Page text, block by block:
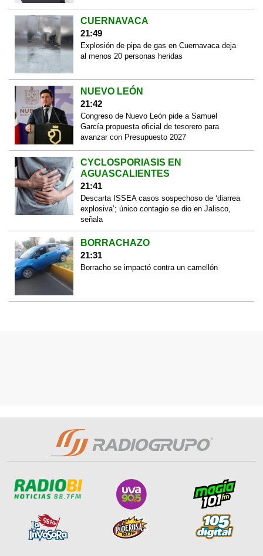
CUERNAVACA
21:49
Explosión de pipa de gas en Cuernavaca deja
al menos 20 personas heridas
NUEVO LEÓN
21:42
Congreso de Nuevo León pide a Samuel
García propuesta oficial de tesorero para
avanzar con Presupuesto 2027
CYCLOSPORIASIS EN
AGUASCALIENTES
21:41
Descarta ISSEA casos sospechoso de ‘diarrea
explosiva’; único contagio se dio en Jalisco,
señala
BORRACHAZO
21:31
Borracho se impactó contra un camellón